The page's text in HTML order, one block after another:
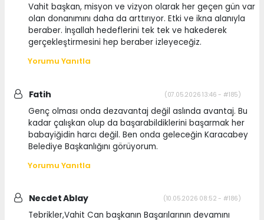
Vahit başkan, misyon ve vizyon olarak her geçen gün var
olan donanımını daha da arttırıyor. Etki ve ikna alanıyla
beraber. İnşallah hedeflerini tek tek ve hakederek
gerçekleştirmesini hep beraber izleyeceğiz.
Yorumu Yanıtla
Fatih (07.05.2026 13:46 - #185)
Genç olması onda dezavantaj değil aslında avantaj. Bu
kadar çalışkan olup da başarabildiklerini başarmak her
babayiğidin harcı değil. Ben onda geleceğin Karacabey
Belediye Başkanlığını görüyorum.
Yorumu Yanıtla
Necdet Ablay (10.05.2026 08:52 - #186)
Tebrikler,Vahit Can başkanın Başarılarının devamını